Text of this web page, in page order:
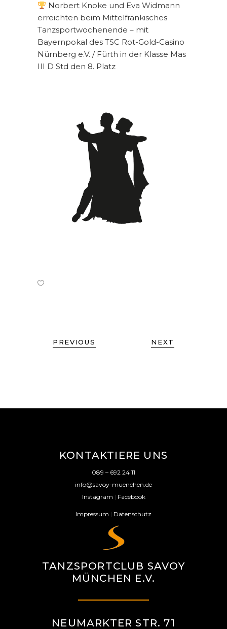
Norbert Knoke und Eva Widmann
erreichten beim Mittelfränkisches
Tanzsportwochenende – mit
Bayernpokal des TSC Rot-Gold-Casino
Nürnberg e.V. / Fürth in der Klasse Mas
III D Std den 8. Platz
PREVIOUS NEXT
KONTAKTIERE UNS
089 – 692 24 11
info@savoy-muenchen.de
Instagram | Facebook
Impressum | Datenschutz
TANZSPORTCLUB SAVOY
MÜNCHEN E.V.
NEUMARKTER STR. 71